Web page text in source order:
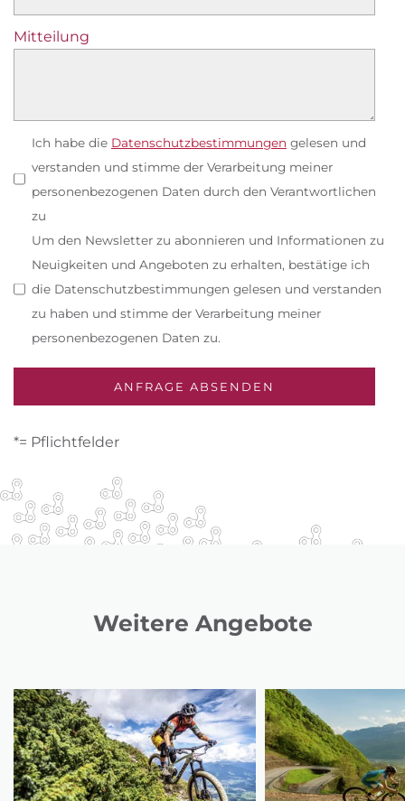
Mitteilung
Ich habe die Datenschutzbestimmungen gelesen und
verstanden und stimme der Verarbeitung meiner
personenbezogenen Daten durch den Verantwortlichen
zu
Um den Newsletter zu abonnieren und Informationen zu
Neuigkeiten und Angeboten zu erhalten, bestätige ich
die Datenschutzbestimmungen gelesen und verstanden
zu haben und stimme der Verarbeitung meiner
personenbezogenen Daten zu.
*= Pflichtfelder
Weitere Angebote